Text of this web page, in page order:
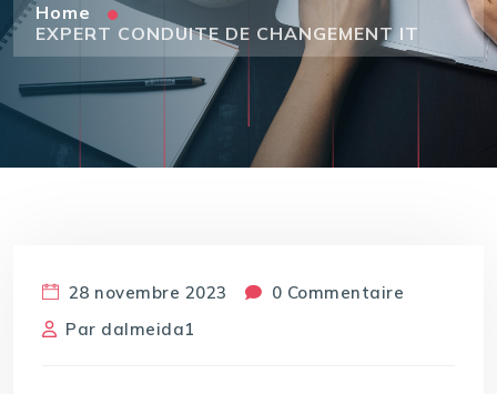
Home
EXPERT CONDUITE DE CHANGEMENT IT
28 novembre 2023
0 Commentaire
Par dalmeida1